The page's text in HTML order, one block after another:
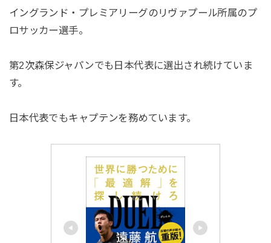
イングランド・プレミアリーグのリヴァプール所属のプ
ロサッカー選手。
第2次森保ジャパンでも日本代表に選出され続けていま
す。
日本代表でもキャプテンを務めています。